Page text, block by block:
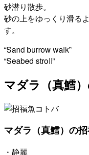
砂潜り散歩。
砂の上をゆっくり滑る
す。
“Sand burrow walk”
“Seabed stroll”
マダラ（真鱈
マダラ（真鱈）の
・静麗